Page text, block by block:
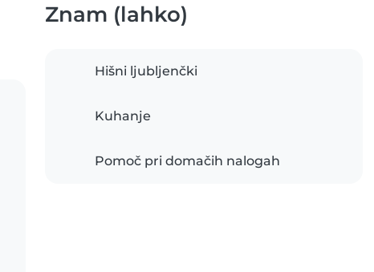
Znam (lahko)
Hišni ljubljenčki
Kuhanje
Pomoč pri domačih nalogah